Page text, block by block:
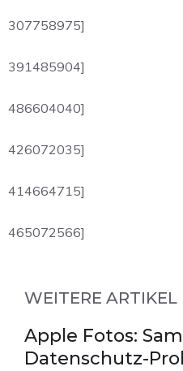
307758975]
391485904]
486604040]
426072035]
414664715]
465072566]
WEITERE ARTIKEL
Apple Fotos:
Datenschutz-